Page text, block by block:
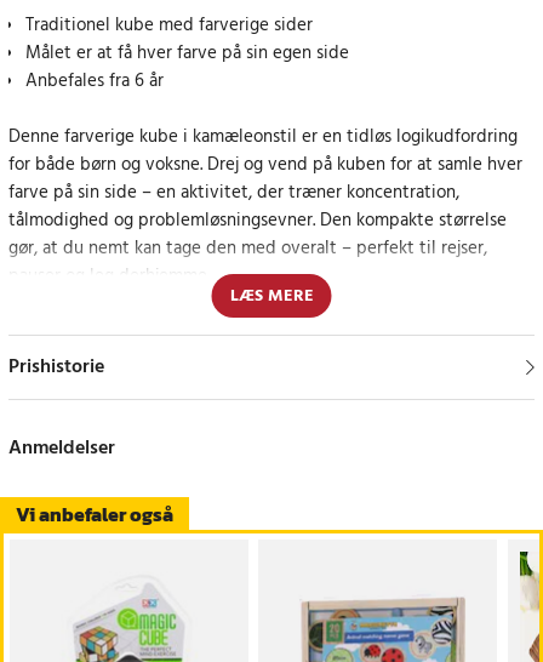
Traditionel kube med farverige sider
Målet er at få hver farve på sin egen side
Anbefales fra 6 år
Denne farverige kube i kamæleonstil er en tidløs logikudfordring
for både børn og voksne. Drej og vend på kuben for at samle hver
farve på sin side – en aktivitet, der træner koncentration,
tålmodighed og problemløsningsevner. Den kompakte størrelse
gør, at du nemt kan tage den med overalt – perfekt til rejser,
pauser og leg derhjemme.
Kuben er fremstillet af holdbart ABS-materiale, der kan tåle
mange timers drejning og vending. En sjov og engagerende måde
Hjernetræning for alle
Et klassisk logikspil, der kombinerer underholdning med mental
træning – for både børn og voksne.
- Mål: 5,5 x 5,5 x 5,5 cm
- Vægt: 0,08 kg
LÆS MERE
Prishistorie
Vi anbefaler også
Anmeldelser